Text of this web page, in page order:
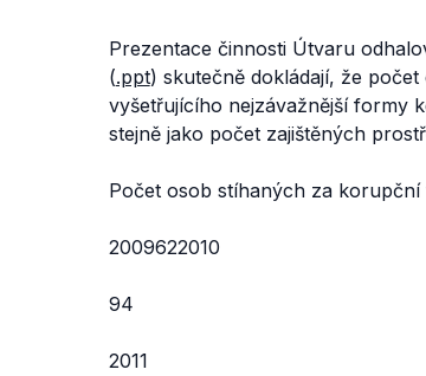
Prezentace činnosti Útvaru
(.ppt) skutečně dokládají, že
vyšetřujícího nejzávažnější formy
stejně jako počet zajištěných
Počet osob stíhaných za korupční
2009622010
94
2011